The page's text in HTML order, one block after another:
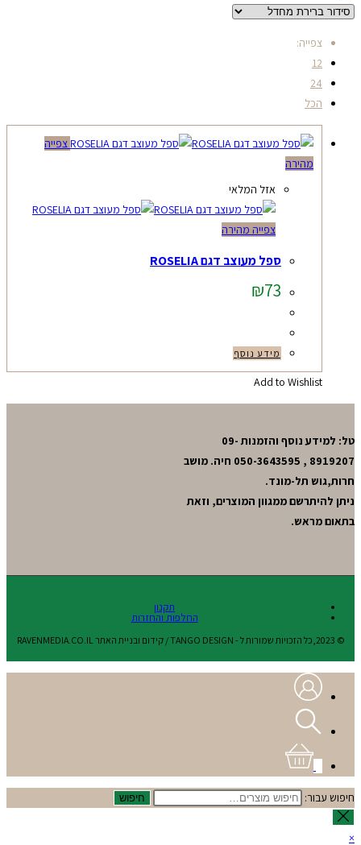
צפייה:
12
24
הכל
צפייה
מהירה
אזל המלאי
צפייה מהירה
ספל מעוצב דגם ROSELIA
₪73
מידע נוסף
Add to Wishlist
טל: למידע נוסף והזמנות 09-
8919207 , 050-3643595 חיה. מושב
חרות,גוש תל-מונד.
ניתן להיתרשם ממגוון המוצרים, וזאת
בתאום מראש.
תקנון
החלפות והחזרות
© 2023,כל הזכויות שמורות ל - TANGO DESIGN / קידום ובניית האתר RAVENMEDIA.CO.IL
חיפוש עבור: חיפוש
×